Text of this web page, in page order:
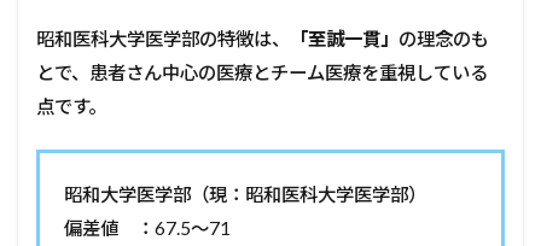
昭和医科大学医学部の特徴は、 「至誠一貫」 の理念のも
とで、患者さん中心の医療とチーム医療を重視している
点です。
昭和大学医学部（現：昭和医科大学医学部）
偏差値 ：67.5～71